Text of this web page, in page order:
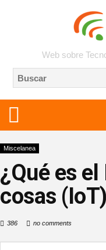
Web sobre
Miscelanea
¿Qué es
cosas
386 no comments